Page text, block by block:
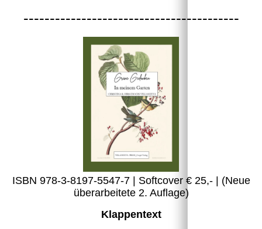
-----------------------------------------
ISBN 978-3-8197-5547-7 | Softcover € 25,- | (Neue
überarbeitete 2. Auflage)
Klappentext